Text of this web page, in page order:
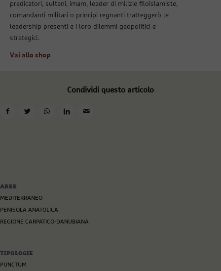
predicatori, sultani, imam, leader di milizie filoislamiste,
comandanti militari o principi regnanti tratteggerò le
leadership presenti e i loro dilemmi geopolitici e
strategici.
Vai allo shop
Condividi questo articolo
AREE
MEDITERRANEO
PENISOLA ANATOLICA
REGIONE CARPATICO-DANUBIANA
TIPOLOGIE
PUNCTUM